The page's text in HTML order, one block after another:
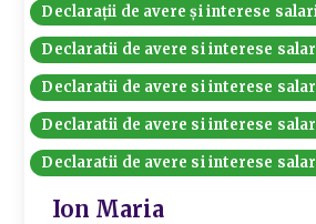
Declarații de avere și interese
Declaratii de avere si interese
Declaratii de avere si interese
Declaratii de avere si interese
Declaratii de avere si interese
Ion Maria